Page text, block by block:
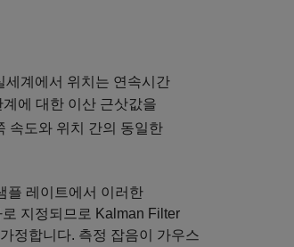
세계에서 위치는 연속시간
에 대한 이산 근삿값을
속도와 위치 간의 동일한
플 레이트에서 이러한
지정되므로 Kalman Filter
정합니다. 측정 잡음이 가우스